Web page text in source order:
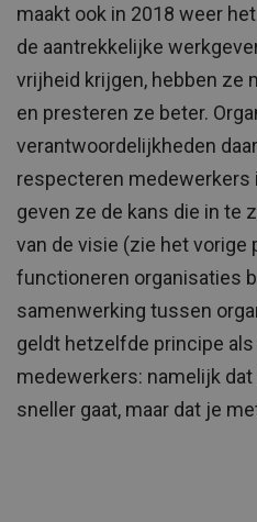
maakt ook in 2018 weer
de aantrekkelijke
vrijheid krijgen, hebben ze
en presteren ze beter.
verantwoordelijkheden
respecteren medewerkers
geven ze de kans die in te
van de visie (zie het vorige
functioneren organisaties
samenwerking tussen
geldt hetzelfde principe
medewerkers: namelijk
sneller gaat, maar dat je